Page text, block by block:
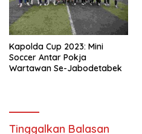
Kapolda Cup 2023: Mini
Soccer Antar Pokja
Wartawan Se-Jabodetabek
Tinggalkan Balasan